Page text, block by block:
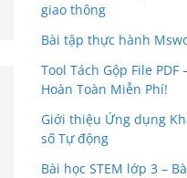
giao thông
Bài tập thực hành
Tool Tách Gộp File
Hoàn Toàn Miễn Phí!
Giới thiệu Ứng dụng
số Tự động
Bài học STEM lớp 3 –